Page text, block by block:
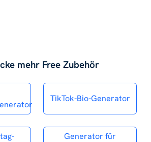
mehr Free Zubehör
TikTok-Bio-Generator
Generator für